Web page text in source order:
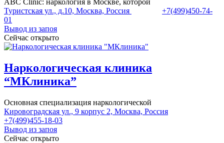
ABC Clinic: наркология в Москве, которой
Туристская ул., д.10, Москва, Россия
+7(499)450-74-
01
Вывод из запоя
Сейчас открыто
Наркологическая клиника
“МКлиника”
Основная специализация наркологической
Кировоградская ул., 9 корпус 2, Москва, Россия
+7(499)455-18-03
Вывод из запоя
Сейчас открыто